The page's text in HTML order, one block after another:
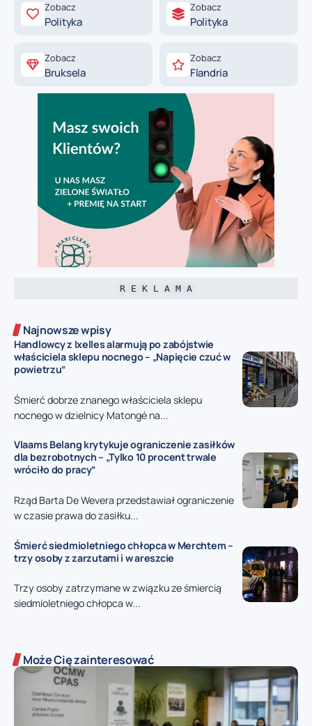
Zobacz
Polityka
Zobacz
Polityka
Zobacz
Bruksela
Zobacz
Flandria
R E K L A M A
Najnowsze wpisy
Handlowcy z Ixelles alarmują po zabójstwie
właściciela sklepu nocnego – „Napięcie czuć w
powietrzu”
Śmierć dobrze znanego właściciela sklepu
nocnego w dzielnicy Matongé na...
Vlaams Belang krytykuje ograniczenie zasiłków
dla bezrobotnych – „Tylko 10 procent trwale
wróciło do pracy”
Rząd Barta De Wevera przedstawiał ograniczenie
w czasie prawa do zasiłku...
Śmierć siedmioletniego chłopca w Merchtem –
trzy osoby z zarzutami i w areszcie
Trzy osoby zatrzymane w związku ze śmiercią
siedmioletniego chłopca w...
Może Cię zainteresować